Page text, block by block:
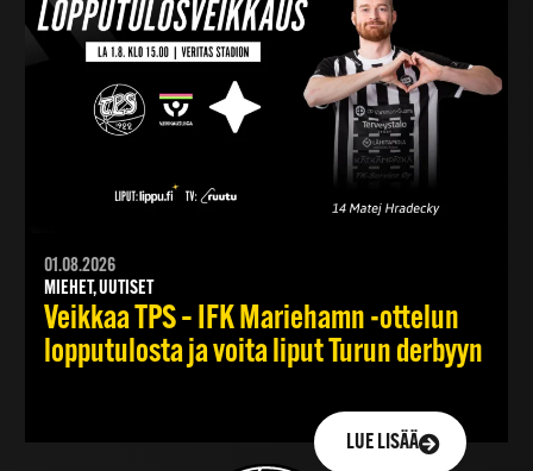
01.08.2026
MIEHET, UUTISET
Veikkaa TPS – IFK Mariehamn -ottelun
lopputulosta ja voita liput Turun derbyyn
LUE LISÄÄ